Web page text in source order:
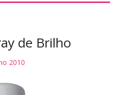
de Brilho
2010